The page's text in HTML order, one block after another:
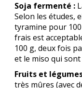
Soja fermenté :
Selon les études,
tyramine pour
frais est
100 g, deux fois
et le miso qui
Fruits et
très mûres (avec